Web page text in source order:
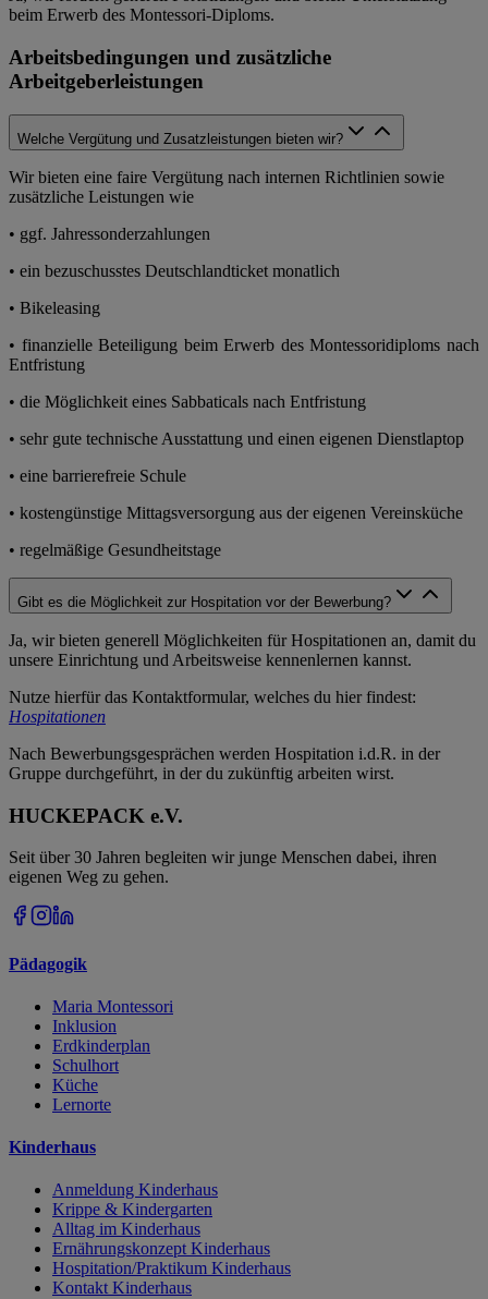
beim Erwerb des Montessori-Diploms.
Arbeitsbedingungen und zusätzliche
Arbeitgeberleistungen
Welche Vergütung und Zusatzleistungen bieten wir?
Wir bieten eine faire Vergütung nach internen Richtlinien sowie
zusätzliche Leistungen wie
• ggf. Jahressonderzahlungen
• ein bezuschusstes Deutschlandticket monatlich
• Bikeleasing
• finanzielle Beteiligung beim Erwerb des Montessoridiploms nach
Entfristung
• die Möglichkeit eines Sabbaticals nach Entfristung
• sehr gute technische Ausstattung und einen eigenen Dienstlaptop
• eine barrierefreie Schule
• kostengünstige Mittagsversorgung aus der eigenen Vereinsküche
• regelmäßige Gesundheitstage
Gibt es die Möglichkeit zur Hospitation vor der Bewerbung?
Ja, wir bieten generell Möglichkeiten für Hospitationen an, damit du
unsere Einrichtung und Arbeitsweise kennenlernen kannst.
Nutze hierfür das Kontaktformular, welches du hier findest:
Hospitationen
Nach Bewerbungsgesprächen werden Hospitation i.d.R. in der
Gruppe durchgeführt, in der du zukünftig arbeiten wirst.
HUCKEPACK e.V.
Seit über 30 Jahren begleiten wir junge Menschen dabei, ihren
eigenen Weg zu gehen.
Pädagogik
Maria Montessori
Inklusion
Erdkinderplan
Schulhort
Küche
Lernorte
Kinderhaus
Anmeldung Kinderhaus
Krippe & Kindergarten
Alltag im Kinderhaus
Ernährungskonzept Kinderhaus
Hospitation/Praktikum Kinderhaus
Kontakt Kinderhaus